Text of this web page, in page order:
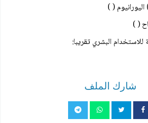
شارك الملف